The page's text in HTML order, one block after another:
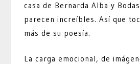
casa de Bernarda Alba y
parecen increíbles. Así que
más de su poesía.
La carga emocional, de